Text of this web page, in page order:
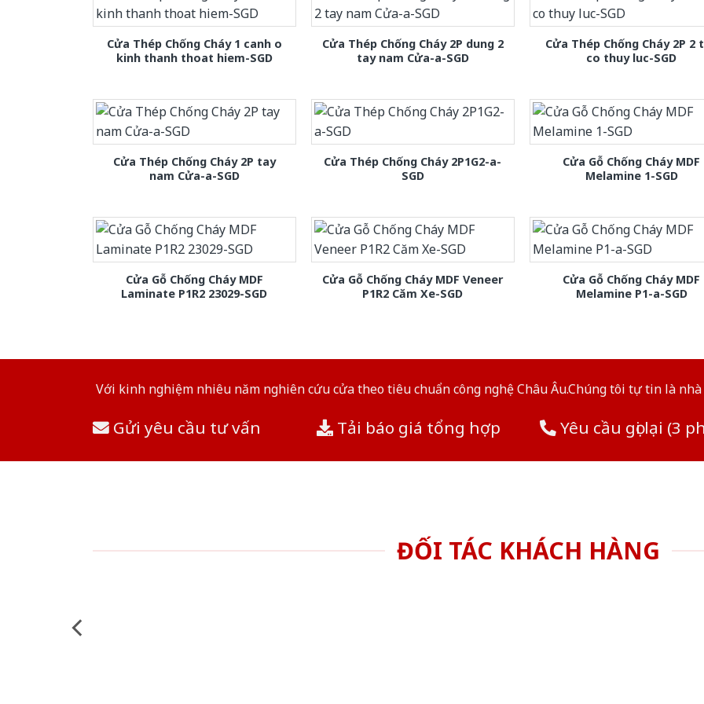
Cửa Thép Chống Cháy 1 canh o
kinh thanh thoat hiem-SGD
Cửa Thép Chống Cháy 2P dung 2
tay nam Cửa-a-SGD
Cửa Thép Chống Cháy 2P 2
co thuy luc-SGD
Cửa Thép Chống Cháy 2P tay
nam Cửa-a-SGD
Cửa Thép Chống Cháy 2P1G2-a-
SGD
Cửa Gỗ Chống Cháy MDF
Melamine 1-SGD
Cửa Gỗ Chống Cháy MDF
Laminate P1R2 23029-SGD
Cửa Gỗ Chống Cháy MDF Veneer
P1R2 Căm Xe-SGD
Cửa Gỗ Chống Cháy MDF
Melamine P1-a-SGD
Với kinh nghiệm nhiêu năm nghiên cứu cửa theo tiêu chuẩn công nghệ Châu Âu.Chúng tôi tự tin là
Gửi yêu cầu tư vấn Tải báo giá tổng hợp Yêu cầu gọi lại (3
ĐỐI TÁC KHÁCH HÀNG